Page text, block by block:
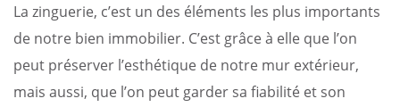
La zinguerie, c’est un des éléments les plus importants
de notre bien immobilier. C’est grâce à elle que l’on
peut préserver l’esthétique de notre mur extérieur,
mais aussi, que l’on peut garder sa fiabilité et son